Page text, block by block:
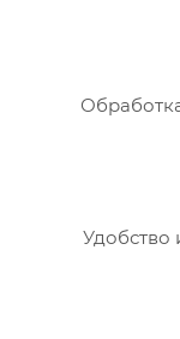
Удобство